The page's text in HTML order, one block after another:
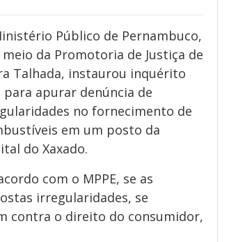
Público de Pernambuco,
da Promotoria de Justiça de
Talhada, instaurou inquérito
para apurar denúncia de
no fornecimento de
em um posto da
do Xaxado.
com o MPPE, se as
irregularidades, se
contra o direito do consumidor,